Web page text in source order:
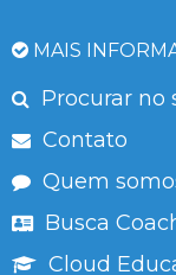
MAIS
Procurar no
Contato
Quem
Busca
Cloud